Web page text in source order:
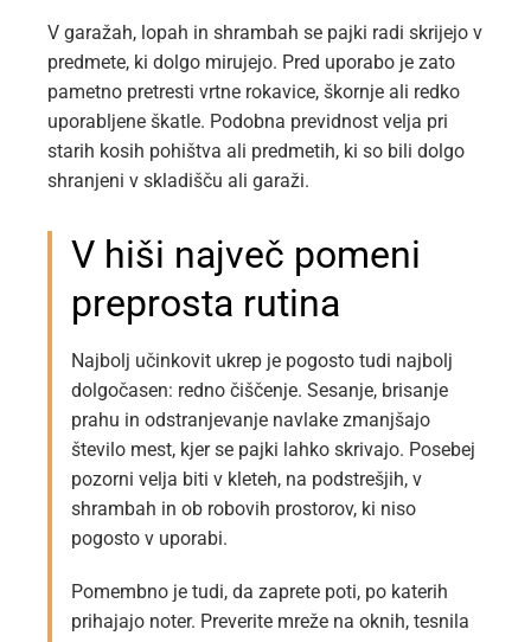
V garažah, lopah in shrambah se pajki radi skrijejo v
predmete, ki dolgo mirujejo. Pred uporabo je zato
pametno pretresti vrtne rokavice, škornje ali redko
uporabljene škatle. Podobna previdnost velja pri
starih kosih pohištva ali predmetih, ki so bili dolgo
shranjeni v skladišču ali garaži.
V hiši največ pomeni
preprosta rutina
Najbolj učinkovit ukrep je pogosto tudi najbolj
dolgočasen: redno čiščenje. Sesanje, brisanje
prahu in odstranjevanje navlake zmanjšajo
število mest, kjer se pajki lahko skrivajo. Posebej
pozorni velja biti v kleteh, na podstrešjih, v
shrambah in ob robovih prostorov, ki niso
pogosto v uporabi.
Pomembno je tudi, da zaprete poti, po katerih
prihajajo noter. Preverite mreže na oknih, tesnila